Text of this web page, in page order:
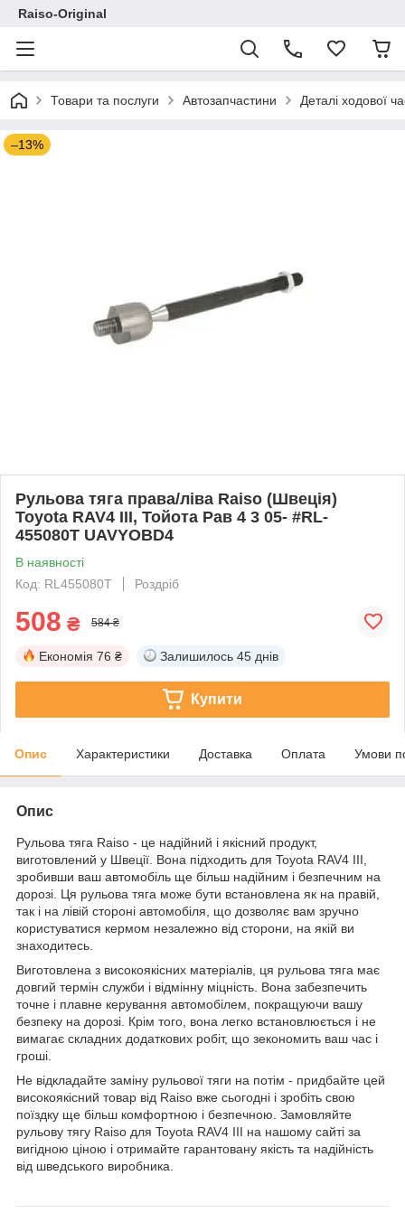
Raiso-Original
Товари та послуги Автозапчастини Деталі ходової
–13%
Рульова тяга права/ліва Raiso (Швеція)
Toyota RAV4 III, Тойота Рав 4 3 05- #RL-
455080T UAVYOBD4
В наявності
Код: RL455080T
Роздріб
508 ₴ 584 ₴
Економія 76 ₴ Залишилось 45 днів
Купити
Опис Характеристики Доставка Оплата Умови
Опис
Рульова тяга Raiso - це надійний і якісний продукт,
виготовлений у Швеції. Вона підходить для Toyota RAV4 III,
зробивши ваш автомобіль ще більш надійним і безпечним на
дорозі. Ця рульова тяга може бути встановлена як на правій,
так і на лівій стороні автомобіля, що дозволяє вам зручно
користуватися кермом незалежно від сторони, на якій ви
знаходитесь.
Виготовлена з високоякісних матеріалів, ця рульова тяга має
довгий термін служби і відмінну міцність. Вона забезпечить
точне і плавне керування автомобілем, покращуючи вашу
безпеку на дорозі. Крім того, вона легко встановлюється і не
вимагає складних додаткових робіт, що зекономить ваш час і
гроші.
Не відкладайте заміну рульової тяги на потім - придбайте цей
високоякісний товар від Raiso вже сьогодні і зробіть свою
поїздку ще більш комфортною і безпечною. Замовляйте
рульову тягу Raiso для Toyota RAV4 III на нашому сайті за
вигідною ціною і отримайте гарантовану якість та надійність
від шведського виробника.